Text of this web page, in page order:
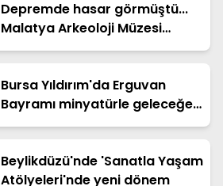
Depremde hasar görmüştü...
Malatya Arkeoloji Müzesi
yenilendi
Bursa Yıldırım'da Erguvan
Bayramı minyatürle geleceğe
taşınacak
Beylikdüzü'nde 'Sanatla Yaşam
Atölyeleri'nde yeni dönem